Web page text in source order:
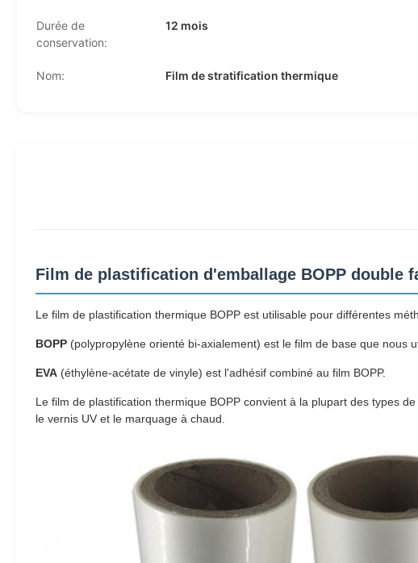
Durée de
conservation:
12 mois
Nom: Film de stratification thermique
Film de plastification d'emballage BOPP double
Le film de plastification thermique BOPP est utilisable pour différentes
BOPP (polypropylène orienté bi-axialement) est le film de base que nous
EVA (éthylène-acétate de vinyle) est l'adhésif combiné au film BOPP.
Le film de plastification thermique BOPP convient à la plupart des types
le vernis UV et le marquage à chaud.